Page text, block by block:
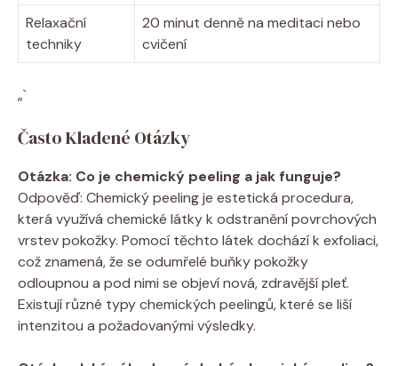
Relaxační
techniky
20 minut denně na meditaci nebo
cvičení
„`
Často Kladené Otázky
Otázka:‍ Co je chemický peeling ‌a ⁤jak​ funguje?
Odpověď: Chemický peeling je‌ estetická procedura,
která využívá chemické látky‌ k odstranění povrchových
vrstev pokožky.⁣ Pomocí těchto⁣ látek dochází​ k exfoliaci,
což‌ znamená, že se odumřelé buňky pokožky
odloupnou a pod nimi se objeví nová,⁢ zdravější pleť.
Existují různé typy chemických peelingů, které se liší
intenzitou a požadovanými‌ výsledky.